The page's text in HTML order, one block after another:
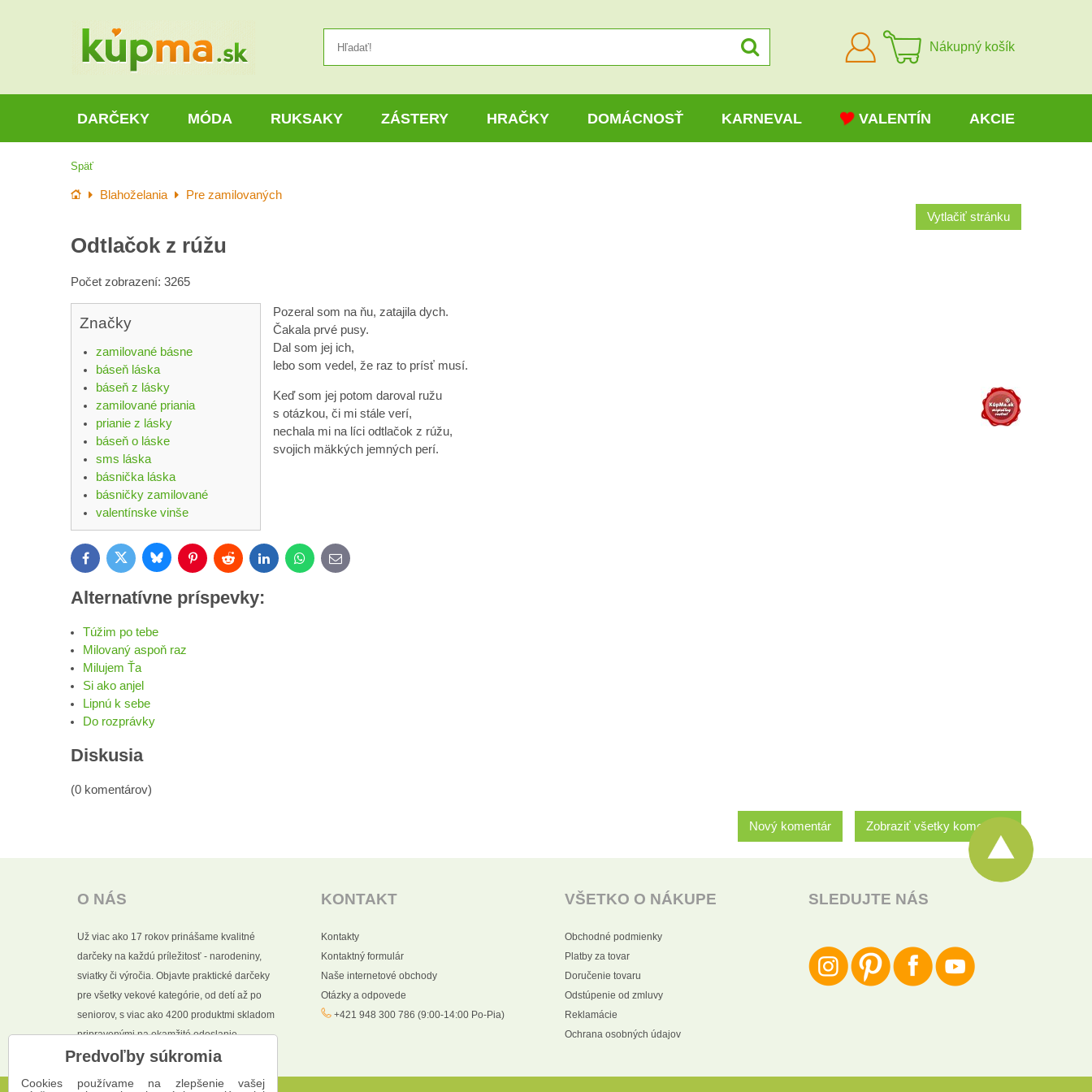
Prihlásiť
sa
Nákupný košík
DARČEKY MÓDA RUKSAKY ZÁSTERY HRAČKY DOMÁCNOSŤ KARNEVAL VALENTÍN AKCIE
Späť
Úvod Blahoželania
Pre zamilovaných
Vytlačiť stránku
Odtlačok z rúžu
Počet zobrazení: 3265
Značky
zamilované básne
báseň láska
báseň z lásky
zamilované priania
prianie z lásky
báseň o láske
sms láska
básnička láska
básničky zamilované
valentínske vinše
Pozeral som na ňu, zatajila dych.
Čakala prvé pusy.
Dal som jej ich,
lebo som vedel, že raz to prísť musí.
Keď som jej potom daroval ružu
s otázkou, či mi stále verí,
nechala mi na líci odtlačok z rúžu,
svojich mäkkých jemných perí.
FacebookTwitter BlueskyPinterestReddit LinkedInWhatsApp
E-
mail
Alternatívne príspevky:
Túžim po tebe
Milovaný aspoň raz
Milujem Ťa
Si ako anjel
Lipnú k sebe
Do rozprávky
Diskusia
(0 komentárov)
Zobraziť všetky komentáre
Nový komentár
O NÁS
Už viac ako 17 rokov prinášame kvalitné
darčeky na každú príležitosť - narodeniny,
sviatky či výročia. Objavte praktické darčeky
pre všetky vekové kategórie, od detí až po
seniorov, s viac ako 4200 produktmi skladom
pripravenými na okamžité odoslanie.
KONTAKT
Kontakty
Kontaktný formulár
Naše internetové obchody
Otázky a odpovede
+421 948 300 786 (9:00-14:00 Po-Pia)
VŠETKO O NÁKUPE
Obchodné podmienky
Platby za tovar
Doručenie tovaru
Odstúpenie od zmluvy
Reklamácie
Ochrana osobných údajov
SLEDUJTE NÁS
Predvoľby súkromia
Cookies používame na zlepšenie vašej